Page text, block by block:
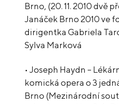
Brno, (20. 11. 2010 dvě
Janáček Brno 2010 ve
dirigentka Gabriela
Sylva Marková
• Joseph Haydn –
komická opera o 3
Brno (Mezinárodní